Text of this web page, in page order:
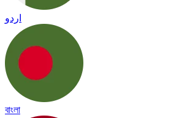
اردو
বাংলা